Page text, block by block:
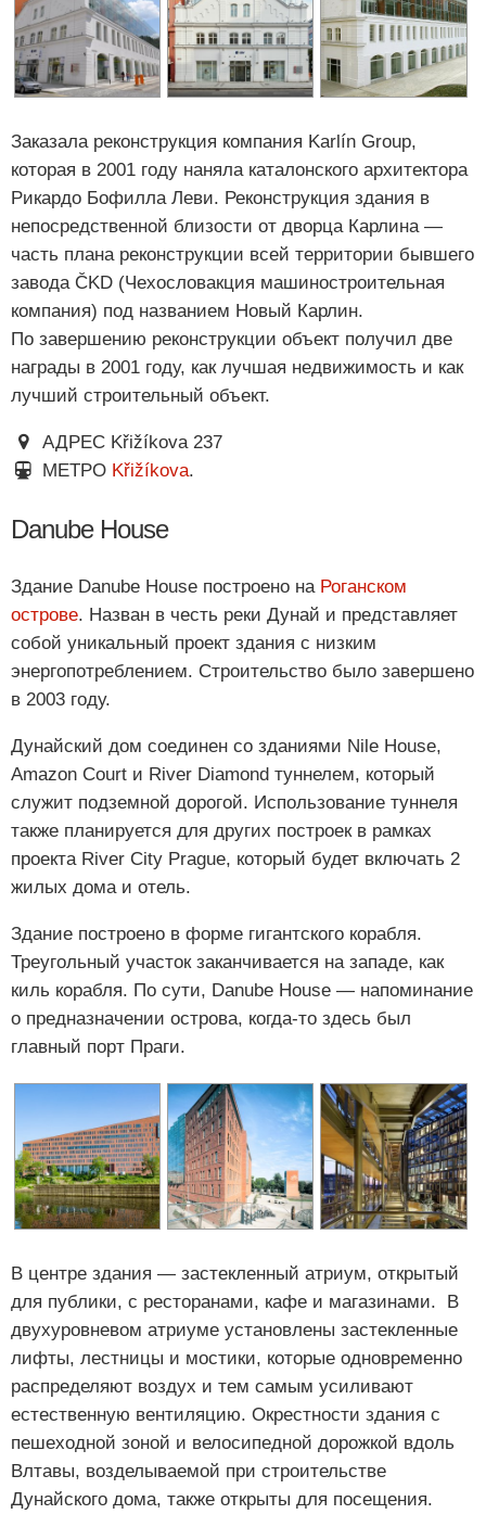
Заказала реконструкция компания Karlín Group,
которая в 2001 году наняла каталонского архитектора
Рикардо Бофилла Леви. Реконструкция здания в
непосредственной близости от дворца Карлина —
часть плана реконструкции всей территории бывшего
завода ČKD (Чехословакция машиностроительная
компания) под названием Новый Карлин.
По завершению реконструкции объект получил две
награды в 2001 году, как лучшая недвижимость и как
лучший строительный объект.
АДРЕС Křižíkova 237
МЕТРО Křižíkova.
Danube House
Здание Danube House построено на Роганском
острове. Назван в честь реки Дунай и представляет
собой уникальный проект здания с низким
энергопотреблением. Строительство было завершено
в 2003 году.
Дунайский дом соединен со зданиями Nile House,
Amazon Court и River Diamond туннелем, который
служит подземной дорогой. Использование туннеля
также планируется для других построек в рамках
проекта River City Prague, который будет включать 2
жилых дома и отель.
Здание построено в форме гигантского корабля.
Треугольный участок заканчивается на западе, как
киль корабля. По сути, Danube House — напоминание
о предназначении острова, когда-то здесь был
главный порт Праги.
В центре здания — застекленный атриум, открытый
для публики, с ресторанами, кафе и магазинами. В
двухуровневом атриуме установлены застекленные
лифты, лестницы и мостики, которые одновременно
распределяют воздух и тем самым усиливают
естественную вентиляцию. Окрестности здания с
пешеходной зоной и велосипедной дорожкой вдоль
Влтавы, возделываемой при строительстве
Дунайского дома, также открыты для посещения.